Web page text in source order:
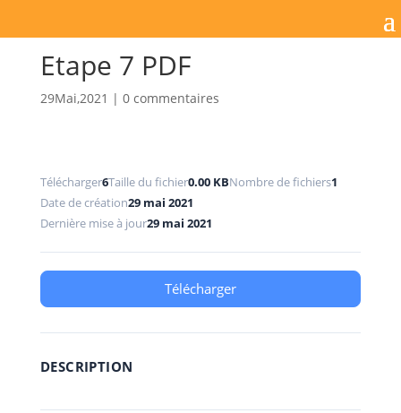
Etape 7 PDF
29Mai,2021 | 0 commentaires
Télécharger6Taille du fichier0.00 KBNombre de fichiers1
Date de création29 mai 2021
Dernière mise à jour29 mai 2021
Télécharger
DESCRIPTION